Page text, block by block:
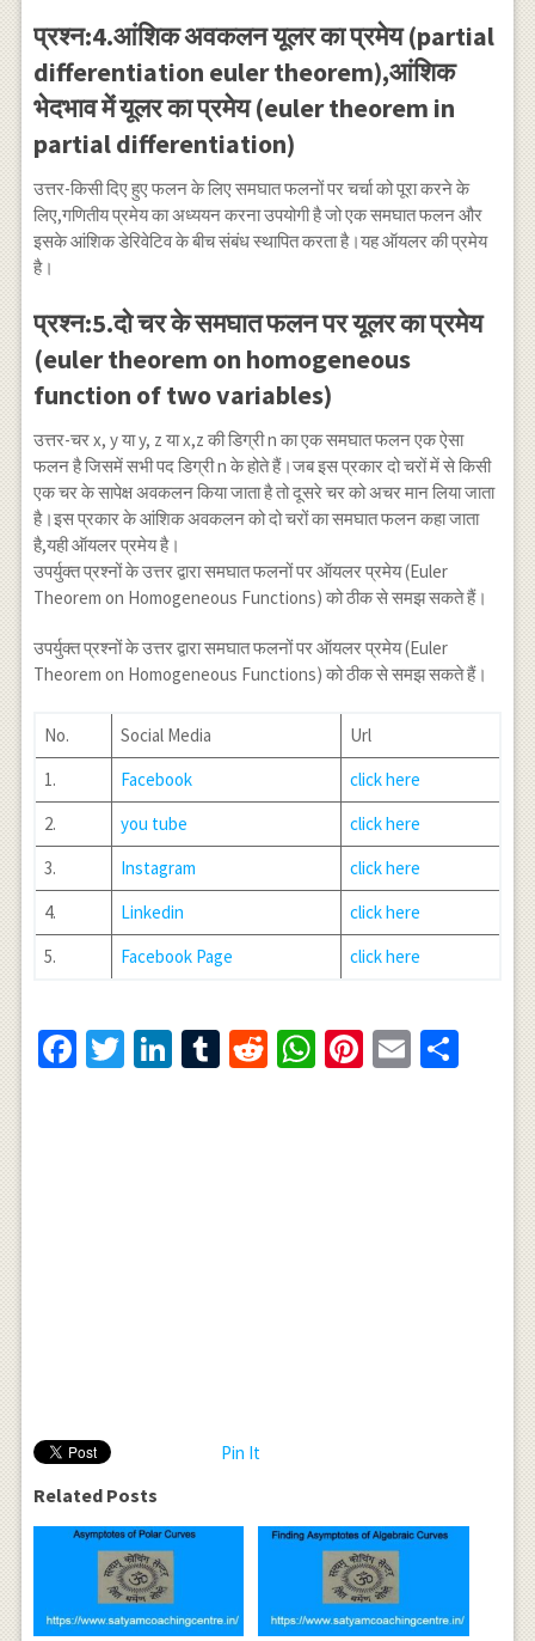
+
Hzx^{2}
+
Izy^{2}
प्रश्न:4.आंशिक अवकलन यूलर का प्रमेय (partial
differentiation euler theorem),आंशिक
भेदभाव में यूलर का प्रमेय (euler theorem in
partial differentiation)
उत्तर-किसी दिए हुए फलन के लिए समघात फलनों पर चर्चा को पूरा करने के
लिए,गणितीय प्रमेय का अध्ययन करना उपयोगी है जो एक समघात फलन और
इसके आंशिक डेरिवेटिव के बीच संबंध स्थापित करता है।यह ऑयलर की प्रमेय
है।
प्रश्न:5.दो चर के समघात फलन पर यूलर का प्रमेय
(euler theorem on homogeneous
function of two variables)
उत्तर-चर x, y या y, z या x,z की डिग्री n का एक समघात फलन एक ऐसा
फलन है जिसमें सभी पद डिग्री n के होते हैं।जब इस प्रकार दो चरों में से किसी
एक चर के सापेक्ष अवकलन किया जाता है तो दूसरे चर को अचर मान लिया जाता
है।इस प्रकार के आंशिक अवकलन को दो चरों का समघात फलन कहा जाता
है,यही ऑयलर प्रमेय है।
उपर्युक्त प्रश्नों के उत्तर द्वारा समघात फलनों पर ऑयलर प्रमेय (Euler
Theorem on Homogeneous Functions) को ठीक से समझ सकते हैं।
उपर्युक्त प्रश्नों के उत्तर द्वारा समघात फलनों पर ऑयलर प्रमेय (Euler
Theorem on Homogeneous Functions) को ठीक से समझ सकते हैं।
No. Social Media
Url
1.
Facebook
click here
2.
you tube
click here
3.
Instagram
click here
4.
Linkedin
click here
5.
Facebook Page click here
Facebook
Twitter
LinkedIn
Tumblr
RedditWhatsApp
Pinterest
Email
Pin It
Related Posts